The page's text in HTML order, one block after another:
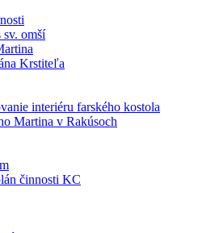
omší
Krstiteľa
interiéru farského kostola
Martina v Rakúsoch
činnosti KC